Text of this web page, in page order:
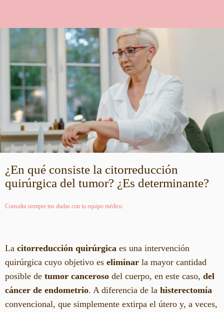
¿En qué consiste la citorreducción
quirúrgica del tumor? ¿Es determinante?
Consulta siempre tus dudas con tu equipo médico.
La citorreducción quirúrgica es una intervención
quirúrgica cuyo objetivo es eliminar la mayor cantidad
posible de tumor canceroso del cuerpo, en este caso, del
cáncer de endometrio. A diferencia de la histerectomía
convencional, que simplemente extirpa el útero y, a veces,